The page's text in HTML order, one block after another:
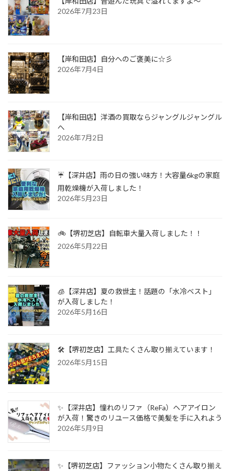
2026年7月23日
【岸和田店】自分へのご褒美に☆彡
2026年7月4日
【岸和田店】洋酒の買取ならジャングルジャングル
へ
2026年7月2日
☔【深井店】雨の日の強い味方！大容量6kgの家庭
用乾燥機が入荷しました！
2026年5月23日
🚲【堺初芝店】自転車大量入荷しました！！
2026年5月22日
🧊【深井店】夏の救世主！話題の「水冷ベスト」
が入荷しました！
2026年5月16日
🛠️【堺初芝店】工具たくさん取り揃えています！
2026年5月15日
✨【深井店】憧れのリファ（ReFa）ヘアアイロン
が入荷！驚きのリユース価格で美髪を手に入れよう
2026年5月9日
✨【堺初芝店】ファッション小物たくさん取り揃え